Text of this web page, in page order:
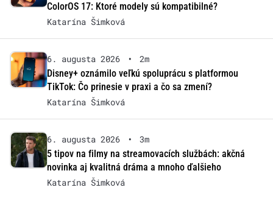
ColorOS 17: Ktoré modely sú kompatibilné?
Katarína Šimková
6. augusta 2026 •
2m
Disney+ oznámilo veľkú spoluprácu s platformou
TikTok: Čo prinesie v praxi a čo sa zmení?
Katarína Šimková
6. augusta 2026 •
3m
5 tipov na filmy na streamovacích službách: akčná
novinka aj kvalitná dráma a mnoho ďalšieho
Katarína Šimková